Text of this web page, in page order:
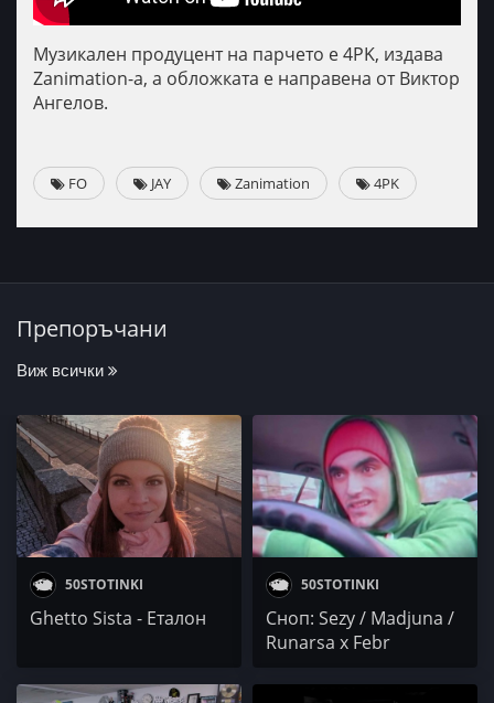
Музикален продуцент на парчето е 4PK, издава
Zanimation-а, а обложката е направена от Виктор
Ангелов.
FO JAY Zanimation 4PK
Препоръчани
Виж всички
50STOTINKI
Ghetto Sista - Еталон
50STOTINKI
Сноп: Sezy / Madjuna /
Runarsa x Febr